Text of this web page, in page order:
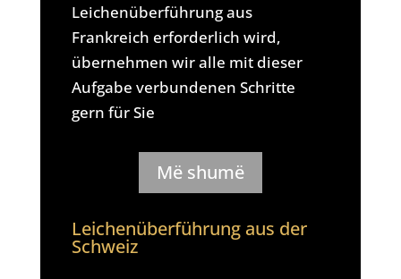
Leichenüberführung aus
Frankreich erforderlich wird,
übernehmen wir alle mit dieser
Aufgabe verbundenen Schritte
gern für Sie
Më shumë
Leichenüberführung aus der
Schweiz